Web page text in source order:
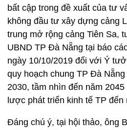
bất cập trong đề xuất của tư
không đầu tư xây dựng cảng
trung mở rộng cảng Tiên Sa,
UBND TP Đà Nẵng tại báo
ngày 10/10/2019 đối với Ý
quy hoạch chung TP Đà
2030, tầm nhìn đến năm
lược phát triển kinh tế TP đến
Đáng chú ý, tại hội thảo, ông